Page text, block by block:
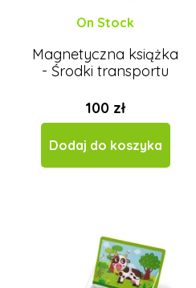
On Stock
Magnetyczna książka
- Środki transportu
100 zł
Dodaj do koszyka